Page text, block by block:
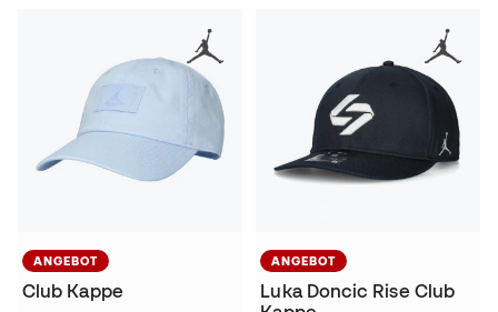
ANGEBOT
Club Kappe
ANGEBOT
Luka Doncic Rise Club